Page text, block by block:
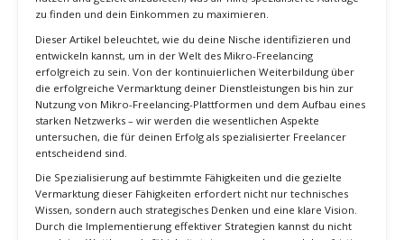
um den Anforderungen des Marktes gerecht zu werden. Mikro-
nutzen und gezielt anzubieten, was dir hilft, spezialisierte Aufträge
zu finden und dein Einkommen zu maximieren.
Dieser Artikel beleuchtet, wie du deine Nische identifizieren und
entwickeln kannst, um in der Welt des Mikro-Freelancing
erfolgreich zu sein. Von der kontinuierlichen Weiterbildung über
die erfolgreiche Vermarktung deiner Dienstleistungen bis hin zur
Nutzung von Mikro-Freelancing-Plattformen und dem Aufbau eines
starken Netzwerks – wir werden die wesentlichen Aspekte
untersuchen, die für deinen Erfolg als spezialisierter Freelancer
entscheidend sind.
Die Spezialisierung auf bestimmte Fähigkeiten und die gezielte